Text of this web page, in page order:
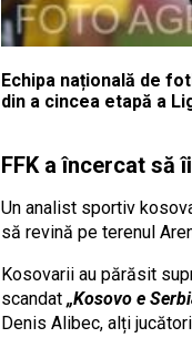
Echipa națională de
din a cincea etapă a
FFK a încercat să
Un analist sportiv
să revină pe terenul
Kosovarii au părăsit
scandat „Kosovo e
Denis Alibec, alți